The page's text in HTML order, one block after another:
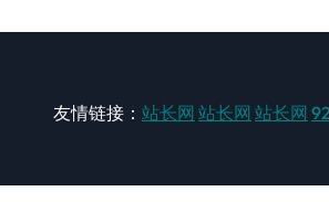
友情链接： 站长网 站长网 站长网